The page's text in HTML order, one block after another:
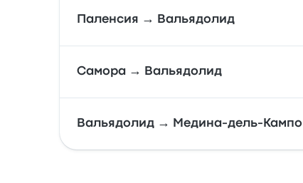
Паленсия → Вальядолид
Самора → Вальядолид
Вальядолид → Медина-дель-Кампо